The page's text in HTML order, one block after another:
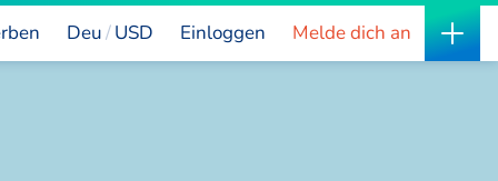
Deu USD Einloggen Melde dich an